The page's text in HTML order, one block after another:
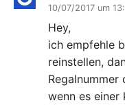
10/07/2017 um
Hey,
ich empfehle
reinstellen,
Regalnummer
wenn es einer